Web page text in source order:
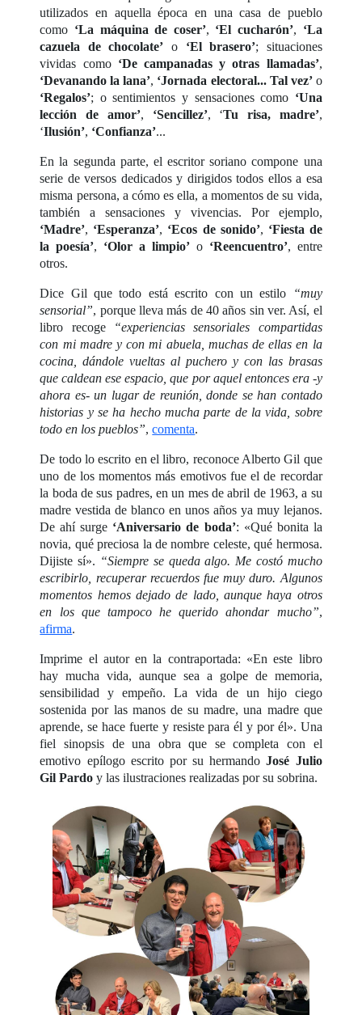
utilizados en aquella época en una casa de pueblo
como ‘La máquina de coser’, ‘El cucharón’, ‘La
cazuela de chocolate’ o ‘El brasero’; situaciones
vividas como ‘De campanadas y otras llamadas’,
‘Devanando la lana’, ‘Jornada electoral... Tal vez’o
‘Regalos’; o sentimientos y sensaciones como ‘Una
lección de amor’, ‘Sencillez’, ‘Tu risa, madre’,
‘Ilusión’, ‘Confianza’...
En la segunda parte, el escritor soriano compone una
serie de versos dedicados y dirigidos todos ellos a esa
misma persona, a cómo es ella, a momentos de su vida,
también a sensaciones y vivencias. Por ejemplo,
‘Madre’, ‘Esperanza’, ‘Ecos de sonido’, ‘Fiesta de
la poesía’, ‘Olor a limpio’o ‘Reencuentro’, entre
otros.
Dice Gil que todo está escrito con un estilo
“muy
sensorial”, porque lleva más de 40 años sin ver. Así, el
libro recoge
“experiencias sensoriales compartidas
con mi madre y con mi abuela, muchas de ellas en la
cocina, dándole vueltas al puchero y con las brasas
que caldean ese espacio, que por aquel entonces era -y
ahora es- un lugar de reunión, donde se han contado
historias y se ha hecho mucha parte de la vida, sobre
todo en los pueblos”,comenta.
De todo lo escrito en el libro, reconoce Alberto Gil que
uno de los momentos más emotivos fue el de recordar
la boda de sus padres, en un mes de abril de 1963, a su
madre vestida de blanco en unos años ya muy lejanos.
De ahí surge ‘Aniversario de boda’: «Qué bonita la
novia, qué preciosa la de nombre celeste, qué hermosa.
Dijiste sí». “Siempre se queda algo. Me costó mucho
escribirlo, recuperar recuerdos fue muy duro. Algunos
momentos hemos dejado de lado, aunque haya otros
en los que tampoco he querido ahondar mucho”,
afirma.
Imprime el autor en la contraportada: «En este libro
hay mucha vida, aunque sea a golpe de memoria,
sensibilidad y empeño. La vida de un hijo ciego
sostenida por las manos de su madre, una madre que
aprende, se hace fuerte y resiste para él y por él». Una
fiel sinopsis de una obra que se completa con el
emotivo epílogo escrito por su hermandoJosé Julio
Gil Pardo y las ilustraciones realizadas por su sobrina.